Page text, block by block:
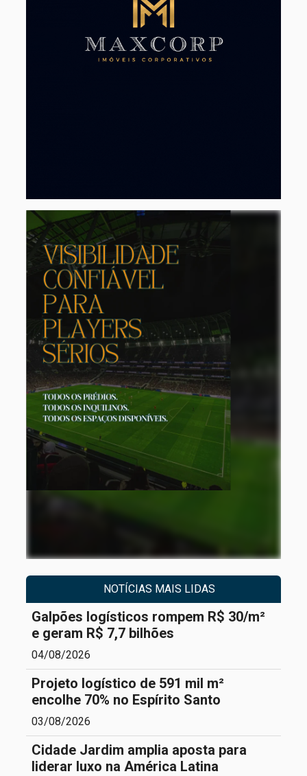
NOTÍCIAS MAIS LIDAS
Galpões logísticos rompem R$ 30/m²
e geram R$ 7,7 bilhões
04/08/2026
Projeto logístico de 591 mil m²
encolhe 70% no Espírito Santo
03/08/2026
Cidade Jardim amplia aposta para
liderar luxo na América Latina